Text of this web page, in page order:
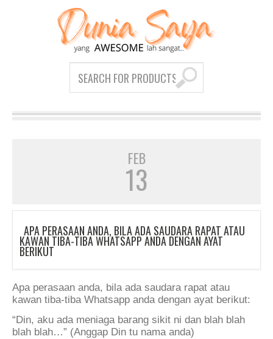
FEB
13
APA PERASAAN ANDA, BILA ADA SAUDARA RAPAT ATAU
KAWAN TIBA-TIBA WHATSAPP ANDA DENGAN AYAT
BERIKUT
Apa perasaan anda, bila ada saudara rapat atau
kawan tiba-tiba Whatsapp anda dengan ayat berikut:
“Din, aku ada meniaga barang sikit ni dan blah blah
blah blah…” (Anggap Din tu nama anda)